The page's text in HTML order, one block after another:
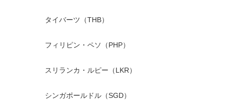
タイバーツ（THB）
フィリピン・ペソ（PHP）
スリランカ・ルピー（LKR）
シンガポールドル（SGD）